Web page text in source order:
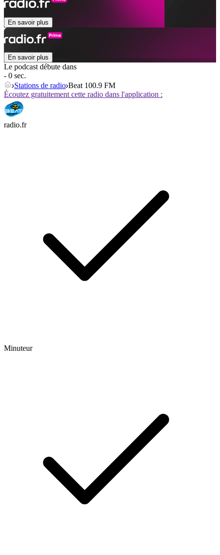
En savoir plus
En savoir plus
Le podcast débute dans
- 0 sec.
Stations de radio Beat 100.9 FM
Écoutez gratuitement cette radio dans l'application :
radio.fr
Minuteur